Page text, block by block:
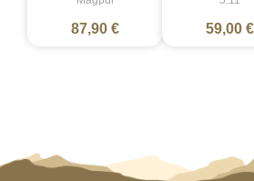
87,90 € 59,00 €